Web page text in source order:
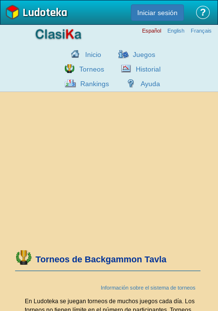
Ludoteka Iniciar sesión ?
Español English Français
Inicio
Juegos
Torneos
Historial
Rankings
Ayuda
Torneos de Backgammon Tavla
Información sobre el sistema de torneos
En Ludoteka se juegan torneos de muchos juegos cada día. Los